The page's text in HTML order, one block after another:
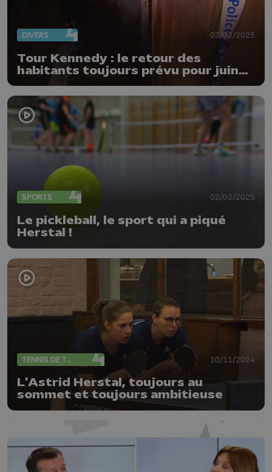
DIVERS 03/02/2025
Tour Kennedy : le retour des
habitants toujours prévu pour juin
prochain
SPORTS 02/02/2025
Le pickleball, le sport qui a piqué
Herstal !
TENNIS DE TABLE 10/11/2024
L'Astrid Herstal, toujours au
sommet et toujours ambitieuse